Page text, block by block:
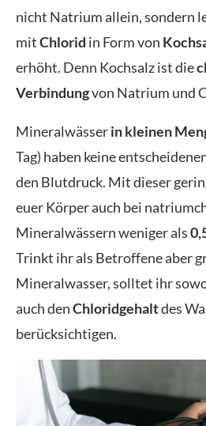
nicht Natrium allein, sondern
mitChlorid in Form von
erhöht. Denn Kochsalz ist die
Verbindungvon Natrium und
Mineralwässerin kleinen
Tag) haben keine
den Blutdruck. Mit dieser
euer Körper auch bei
Mineralwässern weniger als
Trinkt ihr als Betroffene aber
Mineralwasser, solltet ihr
auch denChloridgehaltdes
berücksichtigen.